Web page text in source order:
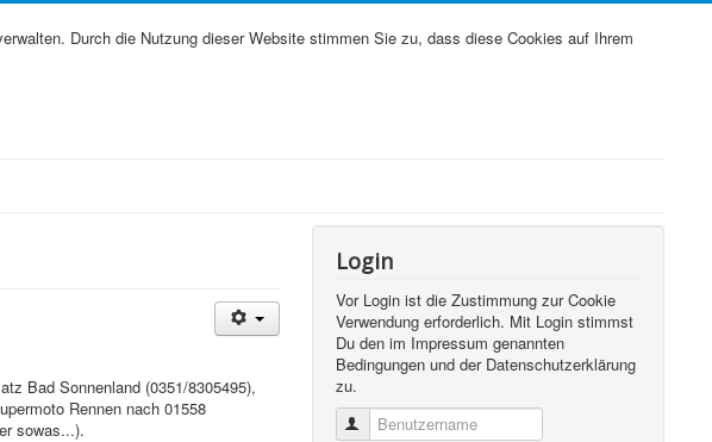
Durch die Nutzung dieser Website stimmen Sie zu, dass diese Cookies auf Ihrem
Bad Sonnenland (0351/8305495),
Rennen nach 01558
sowas...).
Login
Vor Login ist die Zustimmung zur Cookie
Verwendung erforderlich. Mit Login stimmst
Du den im Impressum genannten
Bedingungen und der Datenschutzerklärung
zu.
Benutzername